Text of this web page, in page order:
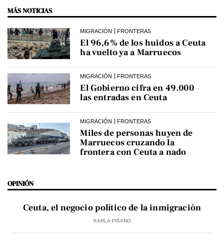
MÁS NOTICIAS
MIGRACIÓN FRONTERAS
El 96,6% de los huidos a Ceuta
ha vuelto ya a Marruecos
MIGRACIÓN FRONTERAS
El Gobierno cifra en 49.000
las entradas en Ceuta
MIGRACIÓN FRONTERAS
Miles de personas huyen de
Marruecos cruzando la
frontera con Ceuta a nado
OPINIÓN
Ceuta, el negocio político de la inmigración
KARLA PISANO